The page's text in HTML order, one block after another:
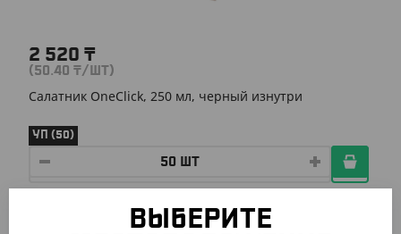
2 520 ₸
(50.40 ₸/ШТ)
Салатник OneClick, 250 мл, черный изнутри
УП (50)
ВЫБЕРИТЕ